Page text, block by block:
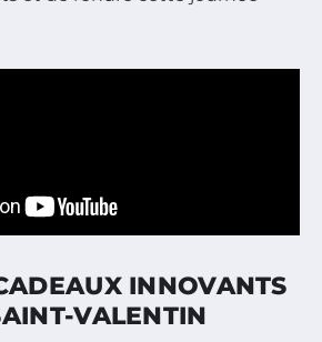
INNOVANTS
VALENTIN